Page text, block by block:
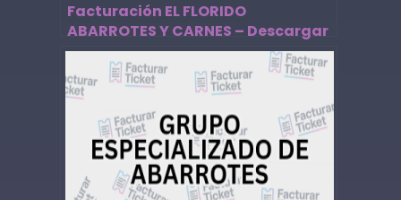
Facturación EL FLORIDO
ABARROTES Y CARNES – Descargar
Factura